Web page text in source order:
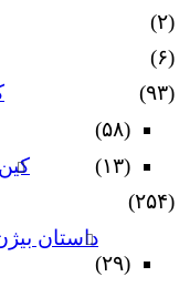
(۲)
(۶)
(۹۳)
(۵۸)
(۱۳)
(۲۵۴)
داستان
(۲۹)